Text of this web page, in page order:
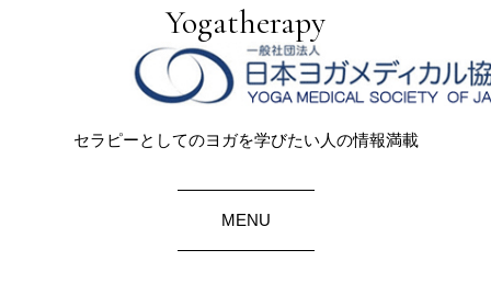
Yogatherapy
セラピーとしてのヨガを学びたい人の情報満載
MENU